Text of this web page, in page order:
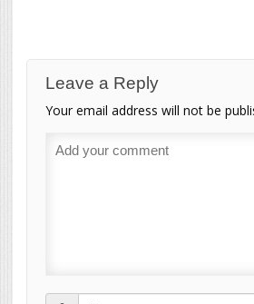
Leave a Reply
Your email address will not be